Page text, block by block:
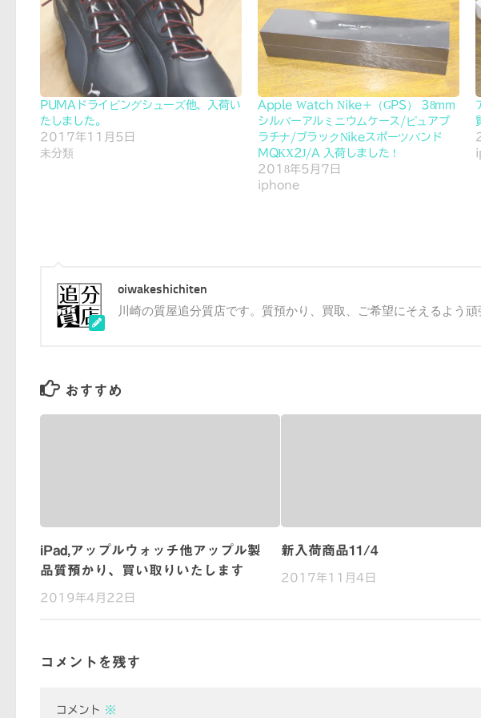
PUMAドライビングシューズ他、入荷い
たしました。
2017年11月5日
未分類
Apple Watch Nike+（GPS） 38mm
シルバーアルミニウムケース/ピュアプ
ラチナ/ブラックNikeスポーツバンド
MQKX2J/A 入荷しました！
2018年5月7日
iphone
oiwakeshichiten
川崎の質屋追分質店です。質預かり、買取、ご希望にそえるよう
おすすめ
iPad,アップルウォッチ他アップル製
品質預かり、買い取りいたします
2019年4月22日
新入荷商品11/4
2017年11月4日
コメントを残す
コメント ※